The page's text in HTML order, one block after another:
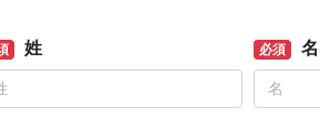
姓 必須 名